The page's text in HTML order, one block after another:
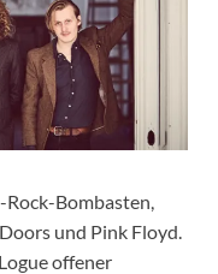
Rock-Bombasten,
und Pink Floyd.
offener